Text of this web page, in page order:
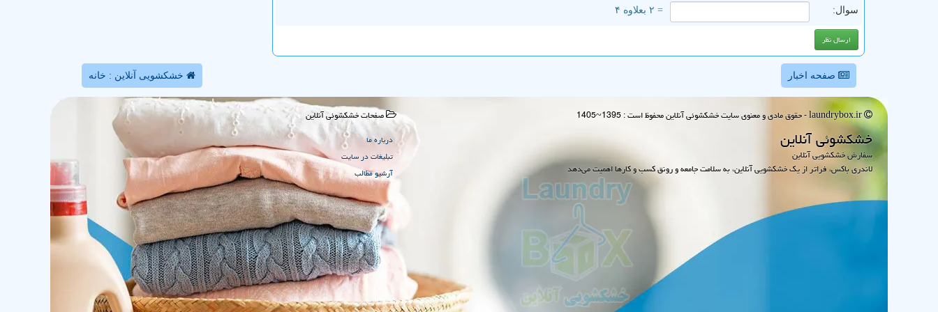
سوال: = ۲ بعلاوه ۴
صفحه اخبار خشکشویی آنلاین : خانه
laundrybox.ir - حقوق مادی و معنوی سایت خشكشوئی آنلاین محفوظ است : 1395~1405
خشكشوئی آنلاین
سفارش خشکشویی آنلاین
لاندری باکس، فراتر از یک خشکشویی آنلاین، به سلامت جامعه و رونق کسب و کارها اهمیت می‌دهد
صفحات خشكشوئی آنلاین
درباره ما
تبلیغات در سایت
آرشیو مطالب